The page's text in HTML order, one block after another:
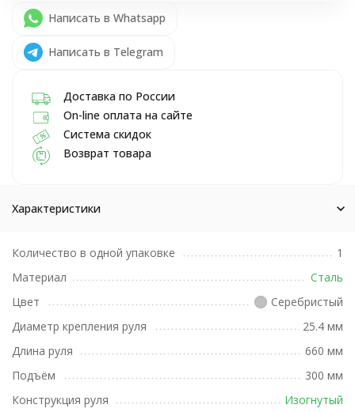
Написать в Whatsapp
Написать в Telegram
Доставка по России
On-line оплата на сайте
Система скидок
Возврат товара
Характеристики
Количество в одной упаковке
1
Материал
Сталь
Цвет
Серебристый
Диаметр крепления руля
25.4 мм
Длина руля
660 мм
Подъём
300 мм
Конструкция руля
Изогнутый